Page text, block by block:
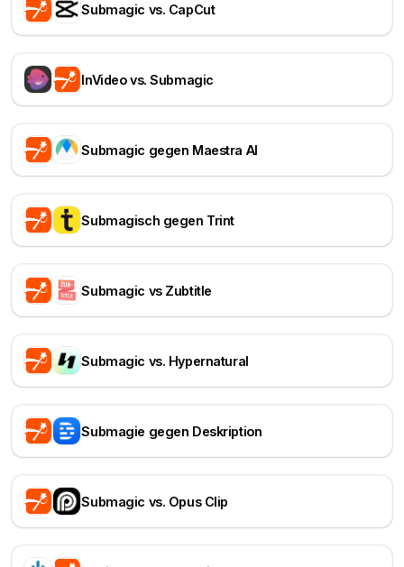
Submagic vs. CapCut
InVideo vs. Submagic
Submagic gegen Maestra AI
Submagisch gegen Trint
Submagic vs Zubtitle
Submagic vs. Hypernatural
Submagie gegen Deskription
Submagic vs. Opus Clip